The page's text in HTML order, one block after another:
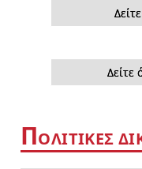
ΠΟΛΙΤΙΚΕΣ